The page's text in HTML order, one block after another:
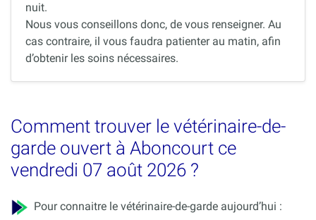
nuit.
Nous vous conseillons donc, de vous renseigner. Au
cas contraire, il vous faudra patienter au matin, afin
d’obtenir les soins nécessaires.
Comment trouver le vétérinaire-de-
garde ouvert à Aboncourt ce
vendredi 07 août 2026 ?
Pour connaitre le vétérinaire-de-garde aujourd’hui :